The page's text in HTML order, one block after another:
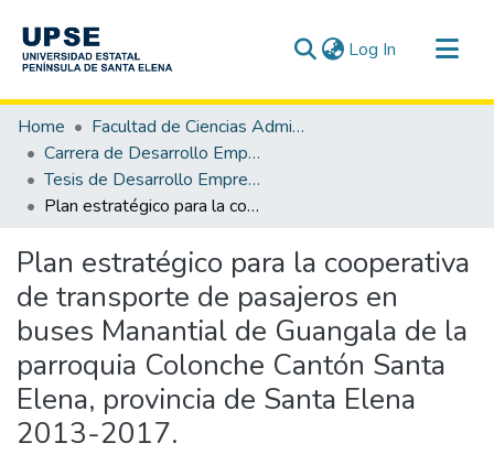
Log In (current)
Communities & Collections
All of DSpace
Statistics
Home
Facultad de Ciencias Administrativas
Carrera de Desarrollo Empresarial
Tesis de Desarrollo Empresarial
Plan estratégico para la cooperativa de transporte de pasajeros en buses Manantial de Guangala de la parroquia Colonche Cantón Santa Elena, provincia de Santa Elena 2013-2017.
Plan estratégico para la cooperativa
de transporte de pasajeros en
buses Manantial de Guangala de la
parroquia Colonche Cantón Santa
Elena, provincia de Santa Elena
2013-2017.